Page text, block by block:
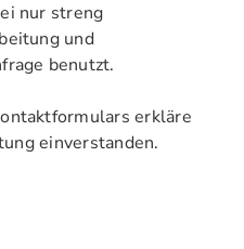
nur streng
und
benutzt.
erkläre
einverstanden.